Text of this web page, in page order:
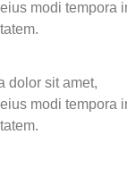
modi tempora
dolor sit amet,
modi tempora